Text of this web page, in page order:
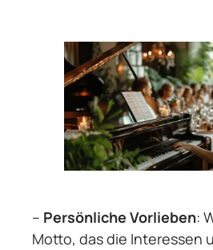
– Persönliche Vorlieben:
Motto, das die Interessen